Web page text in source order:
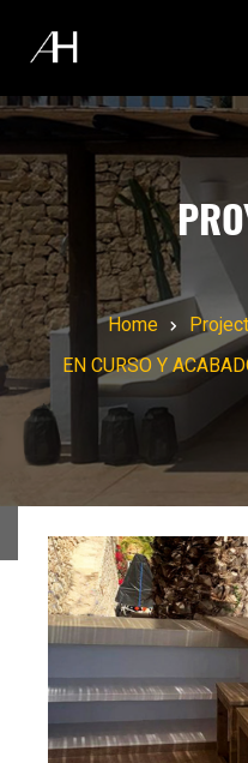
Home
EN CURSO Y